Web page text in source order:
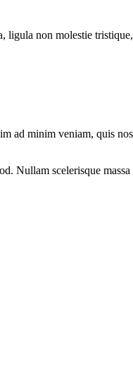
ligula non molestie
ad minim veniam, quis
Nullam scelerisque